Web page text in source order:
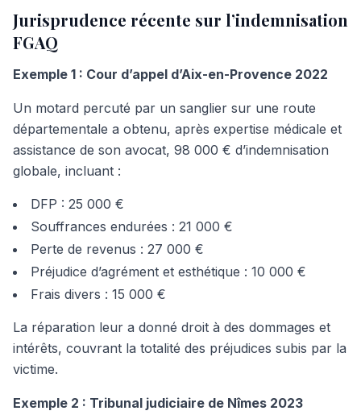
Jurisprudence récente sur l’indemnisation
FGAQ
Exemple 1 : Cour d’appel d’Aix-en-Provence 2022
Un motard percuté par un sanglier sur une route
départementale a obtenu, après expertise médicale et
assistance de son avocat, 98 000 € d’indemnisation
globale, incluant :
DFP : 25 000 €
Souffrances endurées : 21 000 €
Perte de revenus : 27 000 €
Préjudice d’agrément et esthétique : 10 000 €
Frais divers : 15 000 €
La réparation leur a donné droit à des dommages et
intérêts, couvrant la totalité des préjudices subis par la
victime.
Exemple 2 : Tribunal judiciaire de Nîmes 2023